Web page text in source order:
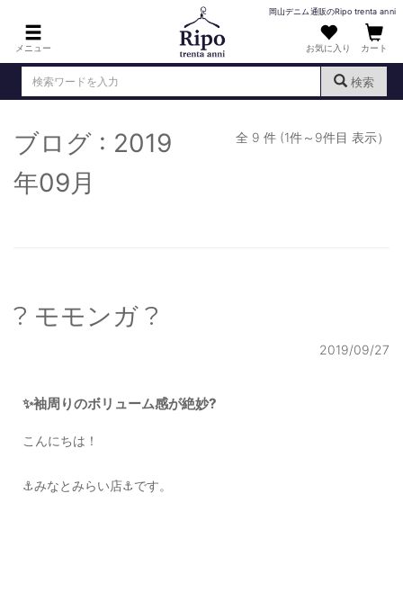
メニュー
岡山デニム通販のRipo trenta anni
お気に入り カート
検索
ログイン （新規会員登録）
MENS : メンズ
T-SHIRT : Tシャツ
DENIM : デニム
ブログ : 2019
年09月
全 9 件 (1件～9件目 表示）
? モモンガ ?
2019/09/27
✨袖周りのボリューム感が絶妙?
こんにちは！
⚓️みなとみらい店⚓️です。